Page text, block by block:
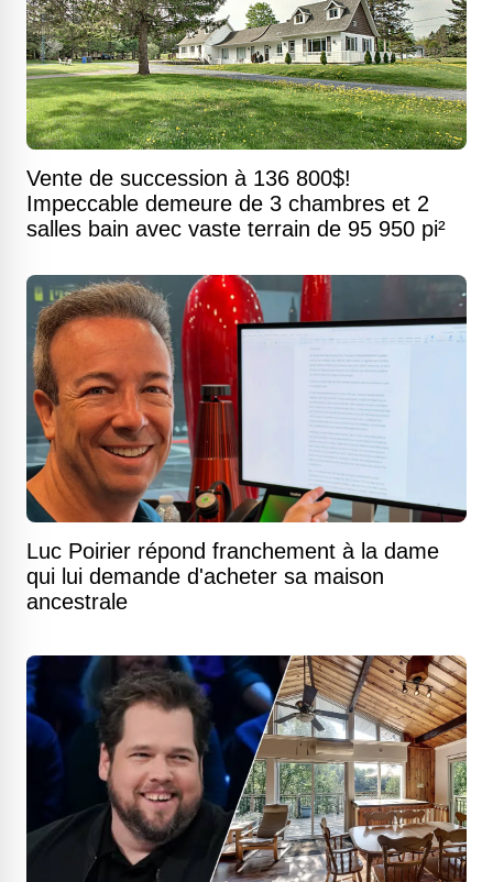
Vente de succession à 136 800$!
Impeccable demeure de 3 chambres et 2
salles bain avec vaste terrain de 95 950 pi²
Luc Poirier répond franchement à la dame
qui lui demande d'acheter sa maison
ancestrale